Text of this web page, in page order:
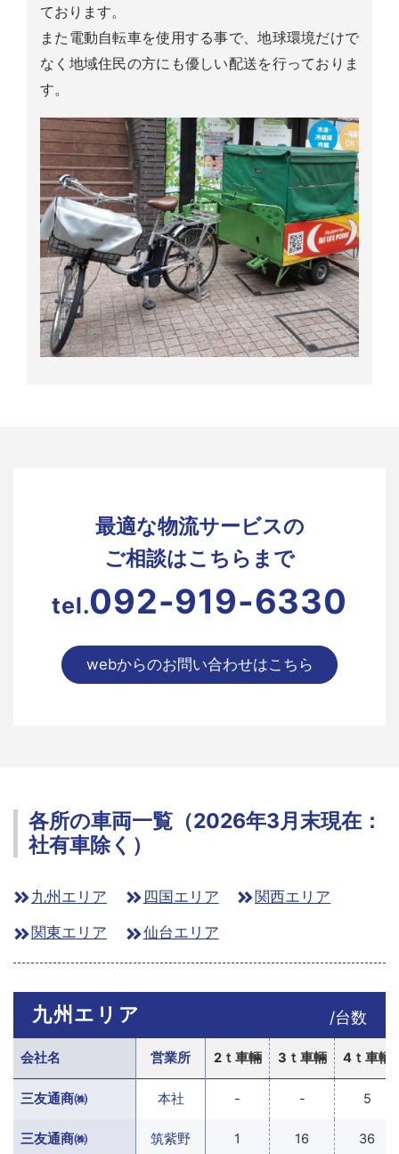
ております。
また電動自転車を使用する事で、地球環境だけで
なく地域住民の方にも優しい配送を行っておりま
す。
最適な物流サービスの
ご相談はこちらまで
tel.092-919-6330
webからのお問い合わせはこちら
各所の車両一覧（2026年3月末現在：
社有車除く）
九州エリア 四国エリア 関西エリア
関東エリア 仙台エリア
九州エリア /台数
会社名 営業所 2ｔ車輛 3ｔ車輛 4ｔ車輛
三友通商㈱ 本社 - - 5
三友通商㈱ 筑紫野 1 16 36